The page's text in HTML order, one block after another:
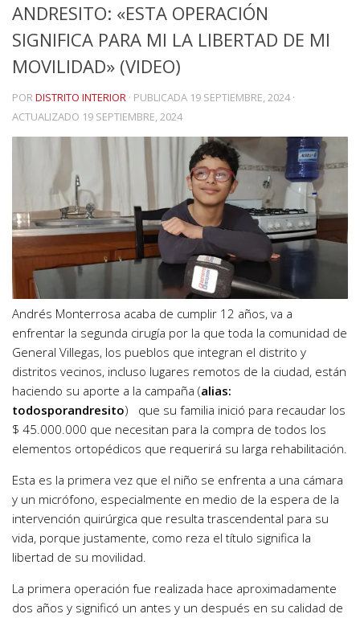
ANDRESITO: «ESTA OPERACIÓN
SIGNIFICA PARA MI LA LIBERTAD DE MI
MOVILIDAD» (VIDEO)
PORDISTRITO INTERIOR · PUBLICADA 19 SEPTIEMBRE, 2024·
ACTUALIZADO 19 SEPTIEMBRE, 2024
Andrés Monterrosa acaba de cumplir 12 años, va a
enfrentar la segunda cirugía por la que toda la comunidad de
General Villegas, los pueblos que integran el distrito y
distritos vecinos, incluso lugares remotos de la ciudad, están
haciendo su aporte a la campaña (alias:
todosporandresito) que su familia inició para recaudar los
$ 45.000.000 que necesitan para la compra de todos los
elementos ortopédicos que requerirá su larga rehabilitación.
Esta es la primera vez que el niño se enfrenta a una cámara
y un micrófono, especialmente en medio de la espera de la
intervención quirúrgica que resulta trascendental para su
vida, porque justamente, como reza el título significa la
libertad de su movilidad.
La primera operación fue realizada hace aproximadamente
dos años y significó un antes y un después en su calidad de